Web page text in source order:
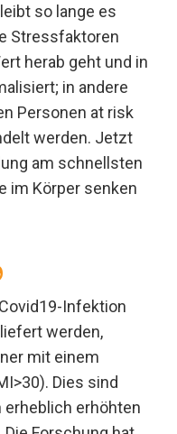
so lange es
Stressfaktoren
herab geht und in
in andere
Personen at risk
werden. Jetzt
am schnellsten
im Körper senken
Infektion
werden,
mit einem
Dies sind
erheblich erhöhten